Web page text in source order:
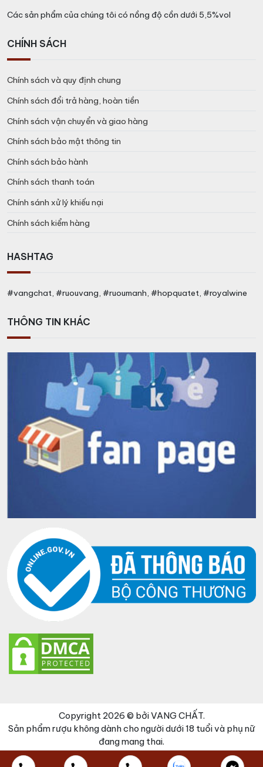
Các sản phẩm của chúng tôi có nồng độ cồn dưới 5,5%vol
CHÍNH SÁCH
Chính sách và quy định chung
Chính sách đổi trả hàng, hoàn tiền
Chính sách vận chuyển và giao hàng
Chính sách bảo mật thông tin
Chính sách bảo hành
Chính sách thanh toán
Chính sánh xử lý khiếu nại
Chính sách kiểm hàng
HASHTAG
#vangchat, #ruouvang, #ruoumanh, #hopquatet, #royalwine
THÔNG TIN KHÁC
Copyright 2026 © bởi VANG CHẤT.
Sản phẩm rượu không dành cho người dưới 18 tuổi và phụ nữ
đang mang thai.